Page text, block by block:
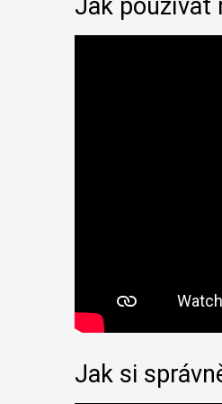
Jak používat
Jak si